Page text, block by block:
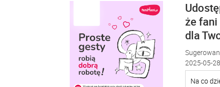
że
dla
2025-05-